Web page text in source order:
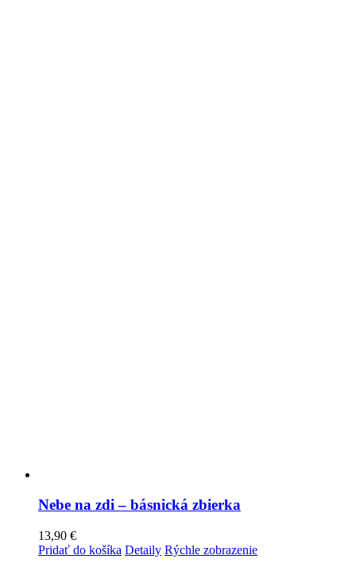
Nebe na zdi – básnická zbierka
13,90 €
Pridať do košíka Detaily Rýchle zobrazenie